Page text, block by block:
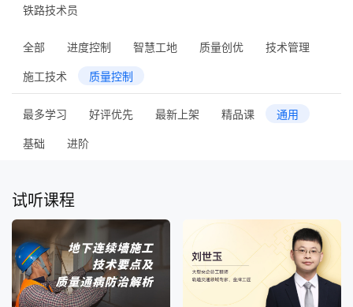
铁路技术员
全部 进度控制 智慧工地 质量创优
技术管理
施工技术
质量控制
最多学习 好评优先 最新上架 精品课
通用
基础
进阶
试听课程